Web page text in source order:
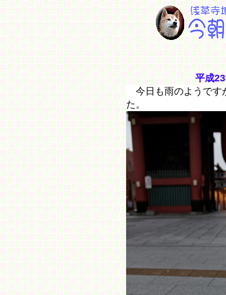
平成
今日も雨のようです
た。